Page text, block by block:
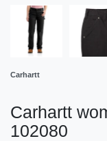
Carhartt
Carhartt
102080